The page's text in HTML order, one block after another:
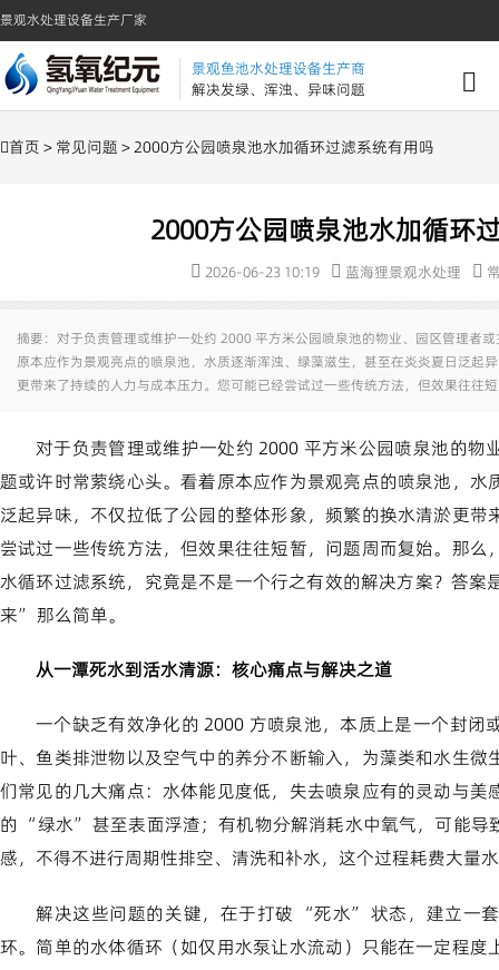
景观水处理设备生产厂家
景观鱼池水处理设备生产商
解决发绿、浑浊、异味问题
首页 > 常见问题 > 2000方公园喷泉池水加循环过滤系统有用吗
2000方公园喷泉池水加循环
2026-06-23 10:19 蓝海狸景观水处理
摘要：对于负责管理或维护一处约 2000 平方米公园喷泉池的物业、园区管理者
原本应作为景观亮点的喷泉池，水质逐渐浑浊、绿藻滋生，甚至在炎炎夏日泛起
更带来了持续的人力与成本压力。您可能已经尝试过一些传统方法，但效果往往
对于负责管理或维护一处约 2000 平方米公园喷泉池的物
题或许时常萦绕心头。看着原本应作为景观亮点的喷泉池，
泛起异味，不仅拉低了公园的整体形象，频繁的换水清淤更
尝试过一些传统方法，但效果往往短暂，问题周而复始。那
水循环过滤系统，究竟是不是一个行之有效的解决方案？答
来” 那么简单。
从一潭死水到活水清源：核心痛点与解决之道
一个缺乏有效净化的 2000 方喷泉池，本质上是一个封闭
叶、鱼类排泄物以及空气中的养分不断输入，为藻类和水生
们常见的几大痛点：水体能见度低，失去喷泉应有的灵动与
的 “绿水” 甚至表面浮渣；有机物分解消耗水中氧气，可能导
感，不得不进行周期性排空、清洗和补水，这个过程耗费大量
解决这些问题的关键，在于打破 “死水” 状态，建立一
环。简单的水体循环（如仅用水泵让水流动）只能在一定程